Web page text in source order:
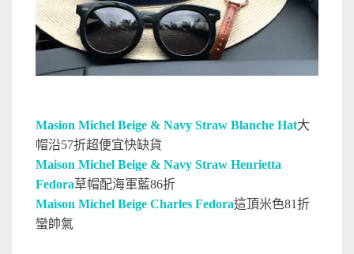
Masion Michel Beige & Navy Straw Blanche Hat大
帽沿57折超便宜快缺貨
Maison Michel Beige & Navy Straw Henrietta
Fedora草帽配海軍藍86折
Maison Michel Beige Charles Fedora這頂米色81折
蠻帥氣